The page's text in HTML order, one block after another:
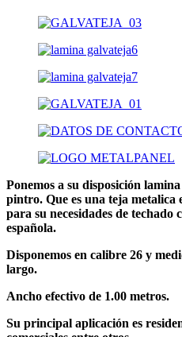
Ponemos a su disposición
pintro. Que es una teja metalica
para su necesidades de techado
española.
Disponemos en calibre 26 y
largo.
Ancho efectivo de 1.00 metros.
Su principal aplicación es